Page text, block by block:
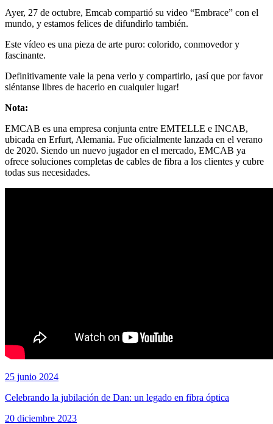
Ayer, 27 de octubre, Emcab compartió su video “Embrace” con el
mundo, y estamos felices de difundirlo también.
Este vídeo es una pieza de arte puro: colorido, conmovedor y
fascinante.
Definitivamente vale la pena verlo y compartirlo, ¡así que por favor
siéntanse libres de hacerlo en cualquier lugar!
Nota:
EMCAB es una empresa conjunta entre EMTELLE e INCAB,
ubicada en Erfurt, Alemania. Fue oficialmente lanzada en el verano
de 2020. Siendo un nuevo jugador en el mercado, EMCAB ya
ofrece soluciones completas de cables de fibra a los clientes y cubre
todas sus necesidades.
25 junio 2024
Celebrando la jubilación de Dan: un legado en fibra óptica
20 diciembre 2023